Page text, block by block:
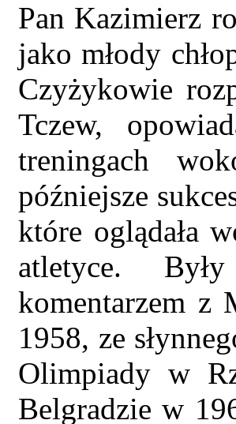
Pan Kazimierz
jako młody
Czyżykowie
Tczew,
treningach
późniejsze
które oglądała
atletyce.
komentarzem z
1958, ze
Olimpiady w
Belgradzie w